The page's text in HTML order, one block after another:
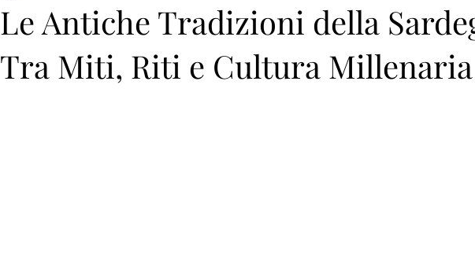
Le Antiche Tradizioni della
Tra Miti, Riti e Cultura Millenaria